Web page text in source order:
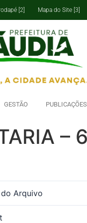
[2] Mapa do Site [3]
GESTÃO PUBLICAÇÕES
–
Arquivo